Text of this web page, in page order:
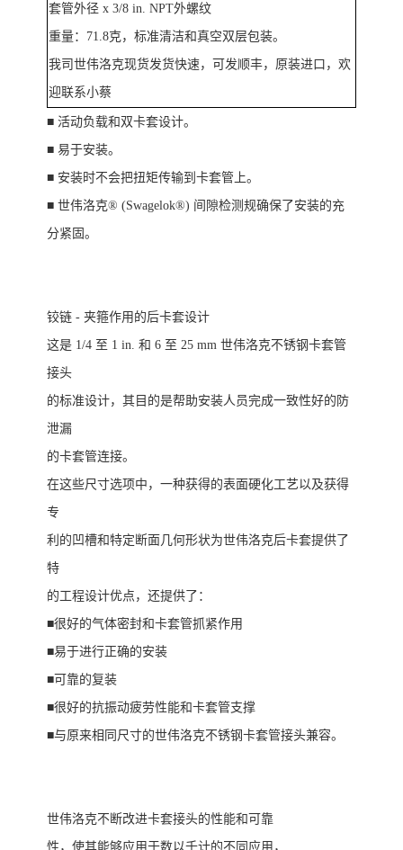
套管外径 x 3/8 in. NPT外螺纹
重量： 71.8克，标准清洁和真空双层包装。
我司世伟洛克现货发货快速，可发顺丰， 原装进口 ，欢
迎联系小蔡
■ 活动负载和双卡套设计。
■ 易于安装。
■ 安装时不会把扭矩传输到卡套管上。
■ 世伟洛克® (Swagelok®) 间隙检测规确保了安装的充
分紧固。
铰链 - 夹箍作用的后卡套设计
这是 1/4 至 1 in. 和 6 至 25 mm 世伟洛克不锈钢卡套管
接头
的标准设计，其目的是帮助安装人员完成一致性好的防
泄漏
的卡套管连接。
在这些尺寸选项中，一种获得的表面硬化工艺以及获得
专
利的凹槽和特定断面几何形状为世伟洛克后卡套提供了
特
的工程设计优点，还提供了：
■很好的气体密封和卡套管抓紧作用
■易于进行正确的安装
■可靠的复装
■很好的抗振动疲劳性能和卡套管支撑
■与原来相同尺寸的世伟洛克不锈钢卡套管接头兼容。
世伟洛克不断改进卡套接头的性能和可靠
性，使其能够应用于数以千计的不同应用，